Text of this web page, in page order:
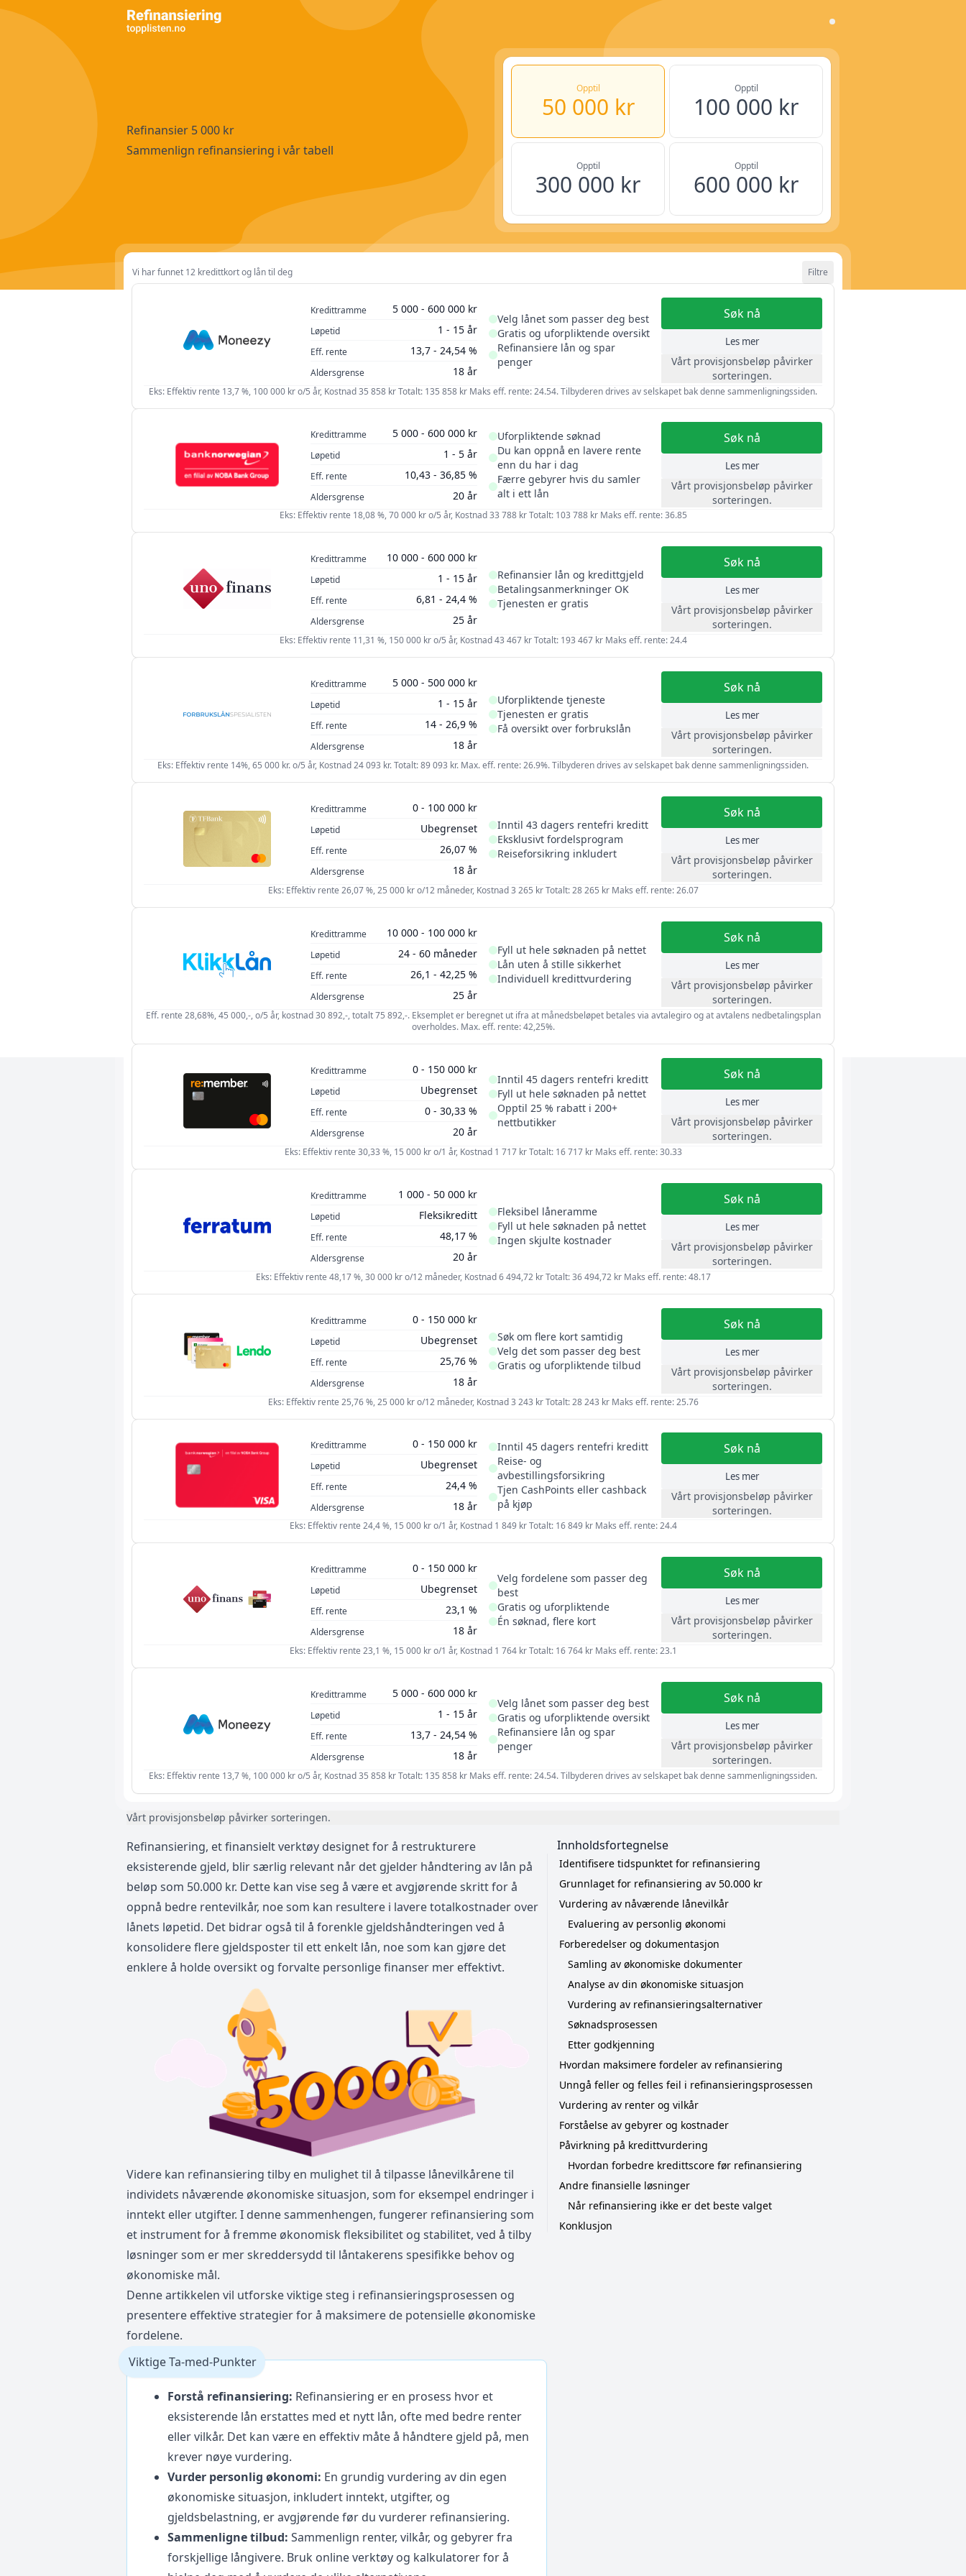
Refinansier 5 000 kr
Sammenlign refinansiering i vår tabell
Opptil
50 000 kr
Opptil
100 000 kr
Opptil
300 000 kr
Opptil
600 000 kr
Vi har funnet 12 kredittkort og lån til deg Filtre
70 000 kr
600 000 kr
Løpetid
1 år 15 år
Nullstill filter
Kredittramme 5 000 - 600 000 kr
Løpetid 1 - 15 år
Eff. rente 13,7 - 24,54 %
Aldersgrense 18 år
Velg lånet som passer deg best
Gratis og uforpliktende oversikt
Refinansiere lån og spar
penger
Søk nå
Les mer
Vårt provisjonsbeløp påvirker
sorteringen.
Eks: Effektiv rente 13,7 %, 100 000 kr o/5 år, Kostnad 35 858 kr Totalt: 135 858 kr Maks eff. rente: 24.54. Tilbyderen drives av selskapet bak denne sammenligningssiden.
Kredittramme 5 000 - 600 000 kr
Løpetid 1 - 5 år
Eff. rente 10,43 - 36,85 %
Aldersgrense 20 år
Uforpliktende søknad
Du kan oppnå en lavere rente
enn du har i dag
Færre gebyrer hvis du samler
alt i ett lån
Søk nå
Les mer
Vårt provisjonsbeløp påvirker
sorteringen.
Eks: Effektiv rente 18,08 %, 70 000 kr o/5 år, Kostnad 33 788 kr Totalt: 103 788 kr Maks eff. rente: 36.85
Kredittramme 10 000 - 600 000 kr
Løpetid 1 - 15 år
Eff. rente 6,81 - 24,4 %
Aldersgrense 25 år
Refinansier lån og kredittgjeld
Betalingsanmerkninger OK
Tjenesten er gratis
Søk nå
Les mer
Vårt provisjonsbeløp påvirker
sorteringen.
Eks: Effektiv rente 11,31 %, 150 000 kr o/5 år, Kostnad 43 467 kr Totalt: 193 467 kr Maks eff. rente: 24.4
Kredittramme 5 000 - 500 000 kr
Løpetid 1 - 15 år
Eff. rente 14 - 26,9 %
Aldersgrense 18 år
Uforpliktende tjeneste
Tjenesten er gratis
Få oversikt over forbrukslån
Søk nå
Les mer
Vårt provisjonsbeløp påvirker
sorteringen.
Eks: Effektiv rente 14%, 65 000 kr. o/5 år, Kostnad 24 093 kr. Totalt: 89 093 kr. Max. eff. rente: 26.9%. Tilbyderen drives av selskapet bak denne sammenligningssiden.
Kredittramme 0 - 100 000 kr
Løpetid Ubegrenset
Eff. rente 26,07 %
Aldersgrense 18 år
Inntil 43 dagers rentefri kreditt
Eksklusivt fordelsprogram
Reiseforsikring inkludert
Søk nå
Les mer
Vårt provisjonsbeløp påvirker
sorteringen.
Eks: Effektiv rente 26,07 %, 25 000 kr o/12 måneder, Kostnad 3 265 kr Totalt: 28 265 kr Maks eff. rente: 26.07
Kredittramme 10 000 - 100 000 kr
Løpetid 24 - 60 måneder
Eff. rente 26,1 - 42,25 %
Aldersgrense 25 år
Fyll ut hele søknaden på nettet
Lån uten å stille sikkerhet
Individuell kredittvurdering
Søk nå
Les mer
Vårt provisjonsbeløp påvirker
sorteringen.
Eff. rente 28,68%, 45 000,-, o/5 år, kostnad 30 892,-, totalt 75 892,-. Eksemplet er beregnet ut ifra at månedsbeløpet betales via avtalegiro og at avtalens nedbetalingsplan
overholdes. Max. eff. rente: 42,25%.
Kredittramme 0 - 150 000 kr
Løpetid Ubegrenset
Eff. rente 0 - 30,33 %
Aldersgrense 20 år
Inntil 45 dagers rentefri kreditt
Fyll ut hele søknaden på nettet
Opptil 25 % rabatt i 200+
nettbutikker
Søk nå
Les mer
Vårt provisjonsbeløp påvirker
sorteringen.
Eks: Effektiv rente 30,33 %, 15 000 kr o/1 år, Kostnad 1 717 kr Totalt: 16 717 kr Maks eff. rente: 30.33
Kredittramme 1 000 - 50 000 kr
Løpetid Fleksikreditt
Eff. rente 48,17 %
Aldersgrense 20 år
Fleksibel låneramme
Fyll ut hele søknaden på nettet
Ingen skjulte kostnader
Søk nå
Les mer
Vårt provisjonsbeløp påvirker
sorteringen.
Eks: Effektiv rente 48,17 %, 30 000 kr o/12 måneder, Kostnad 6 494,72 kr Totalt: 36 494,72 kr Maks eff. rente: 48.17
Kredittramme 0 - 150 000 kr
Løpetid Ubegrenset
Eff. rente 25,76 %
Aldersgrense 18 år
Søk om flere kort samtidig
Velg det som passer deg best
Gratis og uforpliktende tilbud
Søk nå
Les mer
Vårt provisjonsbeløp påvirker
sorteringen.
Eks: Effektiv rente 25,76 %, 25 000 kr o/12 måneder, Kostnad 3 243 kr Totalt: 28 243 kr Maks eff. rente: 25.76
Kredittramme 0 - 150 000 kr
Løpetid Ubegrenset
Eff. rente 24,4 %
Aldersgrense 18 år
Inntil 45 dagers rentefri kreditt
Reise- og
avbestillingsforsikring
Tjen CashPoints eller cashback
på kjøp
Søk nå
Les mer
Vårt provisjonsbeløp påvirker
sorteringen.
Eks: Effektiv rente 24,4 %, 15 000 kr o/1 år, Kostnad 1 849 kr Totalt: 16 849 kr Maks eff. rente: 24.4
Kredittramme 0 - 150 000 kr
Løpetid Ubegrenset
Eff. rente 23,1 %
Aldersgrense 18 år
Velg fordelene som passer deg
best
Gratis og uforpliktende
Én søknad, flere kort
Søk nå
Les mer
Vårt provisjonsbeløp påvirker
sorteringen.
Eks: Effektiv rente 23,1 %, 15 000 kr o/1 år, Kostnad 1 764 kr Totalt: 16 764 kr Maks eff. rente: 23.1
Kredittramme 5 000 - 600 000 kr
Løpetid 1 - 15 år
Eff. rente 13,7 - 24,54 %
Aldersgrense 18 år
Velg lånet som passer deg best
Gratis og uforpliktende oversikt
Refinansiere lån og spar
penger
Søk nå
Les mer
Vårt provisjonsbeløp påvirker
sorteringen.
Eks: Effektiv rente 13,7 %, 100 000 kr o/5 år, Kostnad 35 858 kr Totalt: 135 858 kr Maks eff. rente: 24.54. Tilbyderen drives av selskapet bak denne sammenligningssiden.
Vårt provisjonsbeløp påvirker sorteringen.
Refinansiering, et finansielt verktøy designet for å restrukturere
eksisterende gjeld, blir særlig relevant når det gjelder håndtering av lån på
beløp som 50.000 kr. Dette kan vise seg å være et avgjørende skritt for å
oppnå bedre rentevilkår, noe som kan resultere i lavere totalkostnader over
lånets løpetid. Det bidrar også til å forenkle gjeldshåndteringen ved å
konsolidere flere gjeldsposter til ett enkelt lån, noe som kan gjøre det
enklere å holde oversikt og forvalte personlige finanser mer effektivt.
Videre kan refinansiering tilby en mulighet til å tilpasse lånevilkårene til
individets nåværende økonomiske situasjon, som for eksempel endringer i
inntekt eller utgifter. I denne sammenhengen, fungerer refinansiering som
et instrument for å fremme økonomisk fleksibilitet og stabilitet, ved å tilby
løsninger som er mer skreddersydd til låntakerens spesifikke behov og
økonomiske mål.
Denne artikkelen vil utforske viktige steg i refinansieringsprosessen og
presentere effektive strategier for å maksimere de potensielle økonomiske
fordelene.
Viktige Ta-med-Punkter
Forstå refinansiering: Refinansiering er en prosess hvor et
eksisterende lån erstattes med et nytt lån, ofte med bedre renter
eller vilkår. Det kan være en effektiv måte å håndtere gjeld på, men
krever nøye vurdering.
Vurder personlig økonomi: En grundig vurdering av din egen
økonomiske situasjon, inkludert inntekt, utgifter, og
gjeldsbelastning, er avgjørende før du vurderer refinansiering.
Sammenligne tilbud: Sammenlign renter, vilkår, og gebyrer fra
forskjellige långivere. Bruk online verktøy og kalkulatorer for å
Innholdsfortegnelse
Identifisere tidspunktet for refinansiering
Grunnlaget for refinansiering av 50.000 kr
Vurdering av nåværende lånevilkår
Evaluering av personlig økonomi
Forberedelser og dokumentasjon
Samling av økonomiske dokumenter
Analyse av din økonomiske situasjon
Vurdering av refinansieringsalternativer
Søknadsprosessen
Etter godkjenning
Hvordan maksimere fordeler av refinansiering
Unngå feller og felles feil i refinansieringsprosessen
Vurdering av renter og vilkår
Forståelse av gebyrer og kostnader
Påvirkning på kredittvurdering
Hvordan forbedre kredittscore før refinansiering
Andre finansielle løsninger
Når refinansiering ikke er det beste valget
Konklusjon